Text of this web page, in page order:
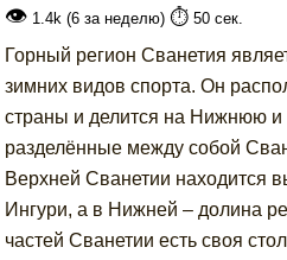
👁 1.4k (6 за неделю) ⏱️ 50 сек.
Горный регион Сванетия
зимних видов спорта. Он
страны и делится на Нижнюю
разделённые между собой
Верхней Сванетии находится
Ингури, а в Нижней – долина
частей Сванетии есть своя